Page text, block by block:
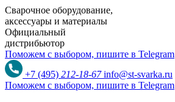
Сварочное оборудование,
аксессуары и материалы
Официальный
дистрибьютор
Поможем с выбором, пишите в Telegram
+7 (495) 212-18-67 info@st-svarka.ru
Поможем с выбором, пишите в Telegram